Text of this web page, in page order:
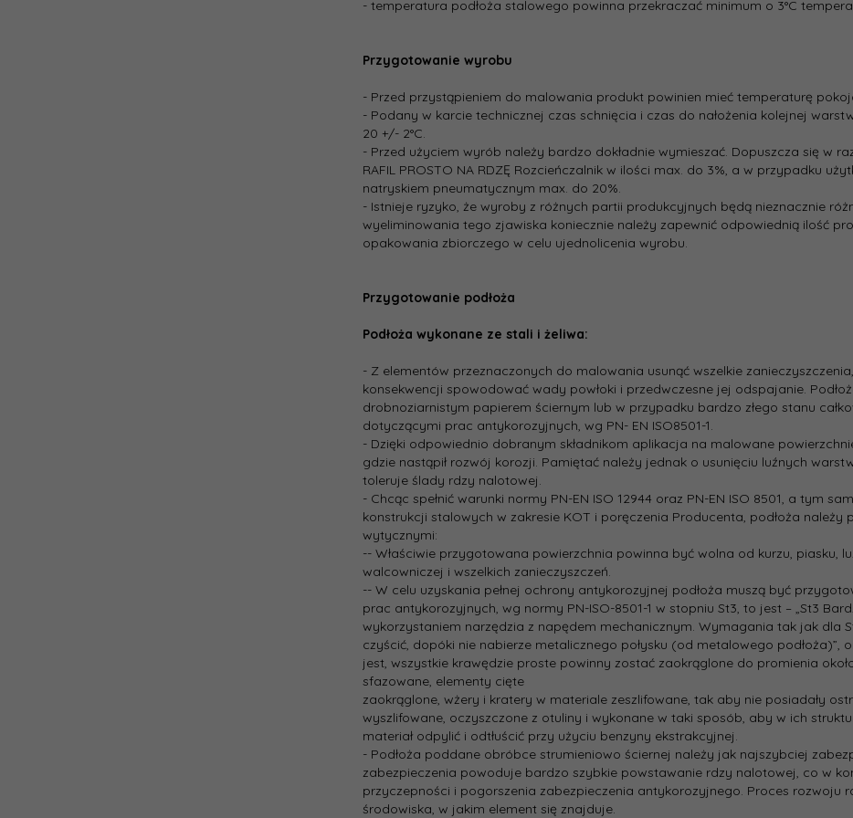
- temperatura podłoża stalowego powinna przekraczać minimum o 3°C
Przygotowanie wyrobu
- Przed przystąpieniem do malowania produkt powinien mieć temperaturę
- Podany w karcie technicznej czas schnięcia i czas do nałożenia kolejnej
20 +/- 2°C.
- Przed użyciem wyrób należy bardzo dokładnie wymieszać. Dopuszcza się w
RAFIL PROSTO NA RDZĘ Rozcieńczalnik w ilości max. do 3%, a w przypadku
natryskiem pneumatycznym max. do 20%.
- Istnieje ryzyko, że wyroby z różnych partii produkcyjnych będą nieznacznie
wyeliminowania tego zjawiska koniecznie należy zapewnić odpowiednią ilość
opakowania zbiorczego w celu ujednolicenia wyrobu.
Przygotowanie podłoża
Podłoża wykonane ze stali i żeliwa:
- Z elementów przeznaczonych do malowania usunąć wszelkie
konsekwencji spowodować wady powłoki i przedwczesne jej odspajanie.
drobnoziarnistym papierem ściernym lub w przypadku bardzo złego stanu
dotyczącymi prac antykorozyjnych, wg PN- EN ISO8501-1.
- Dzięki odpowiednio dobranym składnikom aplikacja na malowane
gdzie nastąpił rozwój korozji. Pamiętać należy jednak o usunięciu luźnych
toleruje ślady rdzy nalotowej.
- Chcąc spełnić warunki normy PN-EN ISO 12944 oraz PN-EN ISO 8501, a tym
konstrukcji stalowych w zakresie KOT i poręczenia Producenta, podłoża
wytycznymi:
-- Właściwie przygotowana powierzchnia powinna być wolna od kurzu, piasku,
walcowniczej i wszelkich zanieczyszczeń.
-- W celu uzyskania pełnej ochrony antykorozyjnej podłoża muszą być
prac antykorozyjnych, wg normy PN-ISO-8501-1 w stopniu St3, to jest – „St3
wykorzystaniem narzędzia z napędem mechanicznym. Wymagania tak jak dla
czyścić, dopóki nie nabierze metalicznego połysku (od metalowego podłoża)”,
jest, wszystkie krawędzie proste powinny zostać zaokrąglone do promienia
sfazowane, elementy cięte
zaokrąglone, wżery i kratery w materiale zeszlifowane, tak aby nie posiadały
wyszlifowane, oczyszczone z otuliny i wykonane w taki sposób, aby w ich
materiał odpylić i odtłuścić przy użyciu benzyny ekstrakcyjnej.
- Podłoża poddane obróbce strumieniowo ściernej należy jak najszybciej
zabezpieczenia powoduje bardzo szybkie powstawanie rdzy nalotowej, co w
przyczepności i pogorszenia zabezpieczenia antykorozyjnego. Proces rozwoju
środowiska, w jakim element się znajduje.